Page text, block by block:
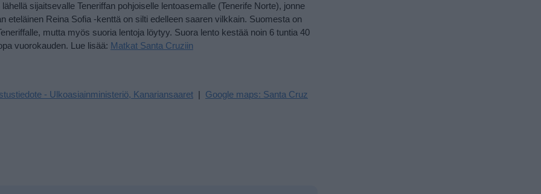
sijaitsevalle Teneriffan pohjoiselle lentoasemalle (Tenerife Norte), jonne
eteläinen Reina Sofia -kenttä on silti edelleen saaren vilkkain. Suomesta on
mutta myös suoria lentoja löytyy. Suora lento kestää noin 6 tuntia 40
vuorokauden. Lue lisää: Matkat Santa Cruziin
- Ulkoasiainministeriö, Kanariansaaret | Google maps: Santa Cruz